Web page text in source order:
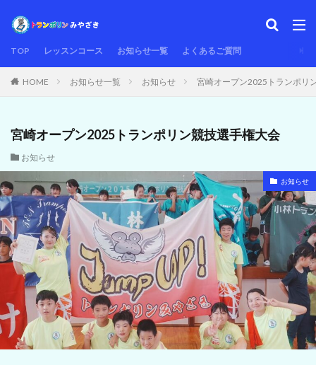
TOP レッスンコース お知らせ一覧 よくあるご質問
HOME お知らせ一覧 お知らせ 宮崎オープン2025トランポリ
宮崎オープン2025トランポリン競技選手権大会
お知らせ
お知らせ